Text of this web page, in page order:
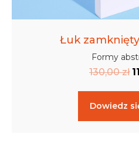
Łuk
Formy
130,00zł
Dowiedz